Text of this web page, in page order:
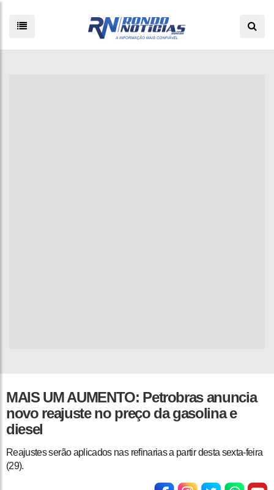
MAIS UM AUMENTO: Petrobras anuncia
novo reajuste no preço da gasolina e
diesel
Reajustes serão aplicados nas refinarias a partir desta sexta-feira
(29).